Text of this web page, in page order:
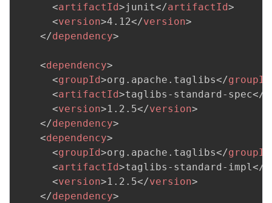
<artifactId>junit</artifactId>
<version>4.12</version>
</dependency>
<dependency>
<groupId>org.apache.taglibs</groupId
<artifactId>taglibs-standard-spec</
<version>1.2.5</version>
</dependency>
<dependency>
<groupId>org.apache.taglibs</groupId
<artifactId>taglibs-standard-impl</
<version>1.2.5</version>
</dependency>